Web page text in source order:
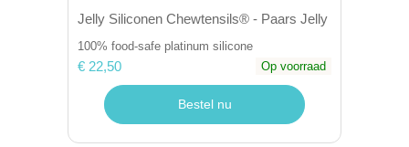
Jelly Siliconen Chewtensils® - Paars Jelly
100% food-safe platinum silicone
€ 22,50 Op voorraad
Bestel nu